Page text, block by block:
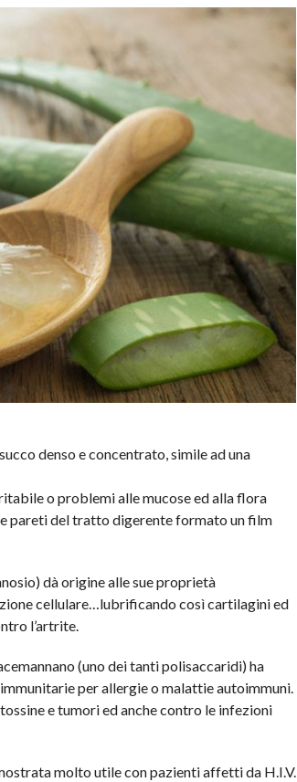
denso e concentrato, simile ad una
o problemi alle mucose ed alla flora
pareti del tratto digerente formato un film
dà origine alle sue proprietà
cellulare…lubrificando così cartilagini ed
l’artrite.
(uno dei tanti polisaccaridi) ha
per allergie o malattie autoimmuni.
e tumori ed anche contro le infezioni
molto utile con pazienti affetti da H.I.V.